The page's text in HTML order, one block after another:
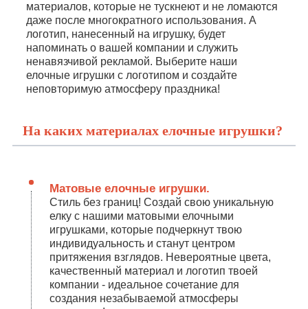
материалов, которые не тускнеют и не ломаются
даже после многократного использования. А
логотип, нанесенный на игрушку, будет
напоминать о вашей компании и служить
ненавязчивой рекламой. Выберите наши
елочные игрушки с логотипом и создайте
неповторимую атмосферу праздника!
На каких материалах елочные игрушки?
Матовые елочные игрушки.
Стиль без границ! Создай свою уникальную
елку с нашими матовыми елочными
игрушками, которые подчеркнут твою
индивидуальность и станут центром
притяжения взглядов. Невероятные цвета,
качественный материал и логотип твоей
компании - идеальное сочетание для
создания незабываемой атмосферы